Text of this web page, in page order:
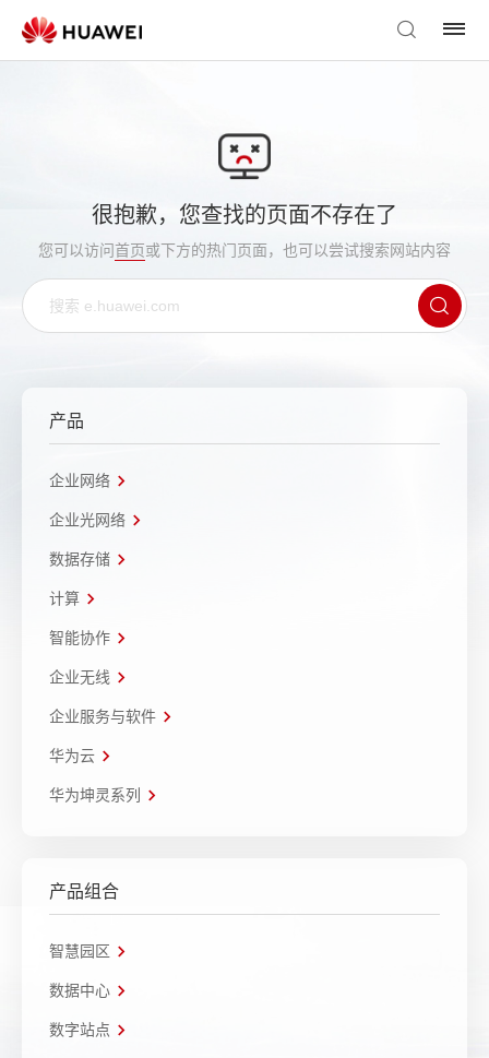
很抱歉，您查找的页面不存在了
您可以访问首页或下方的热门页面，也可以尝试搜索网站内容
产品
企业网络
企业光网络
数据存储
计算
智能协作
企业无线
企业服务与软件
华为云
华为坤灵系列
产品组合
智慧园区
数据中心
数字站点